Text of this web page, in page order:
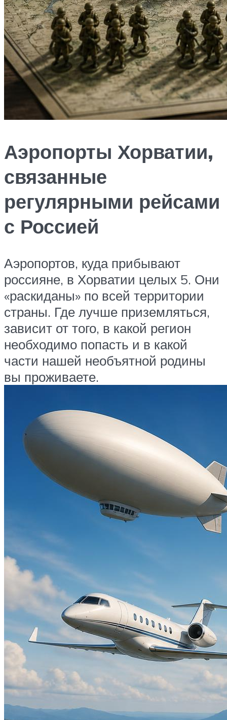
Аэропорты Хорватии,
связанные
регулярными рейсами
с Россией
Аэропортов, куда прибывают
россияне, в Хорватии целых 5. Они
«раскиданы» по всей территории
страны. Где лучше приземляться,
зависит от того, в какой регион
необходимо попасть и в какой
части нашей необъятной родины
вы проживаете.